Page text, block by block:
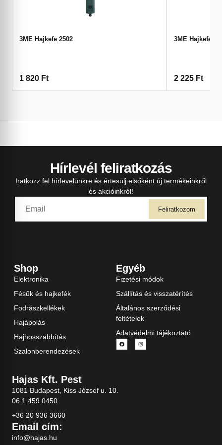
3ME Hajkefe 2502
1 820 Ft
3ME Hajkefe
2 225 Ft
Hírlevél feliratkozás
Iratkozz fel hírlevelünkre és értesülj elsőként új termékeinkről
és akcióinkról!
Feliratkozom
Shop
Elektronika
Fésűk és hajkefék
Fodrászkellékek
Hajápolás
Hajhosszabbítás
Szalonberendezések
Egyéb
Fizetési módok
Szállítás és visszatérítés
Általános szerződési
feltételek
Adatvédelmi tájékoztató
Hajas Kft. Pest
1081 Budapest, Kiss József u. 10.
06 1 459 0450
+36 20 936 3660
Email cím:
info@hajas.hu